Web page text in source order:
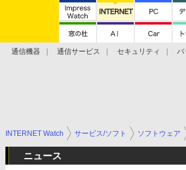
通信機器 通信サービス セキュリティ バ
INTERNET Watch サービス/ソフト ソフトウェア
ニュース